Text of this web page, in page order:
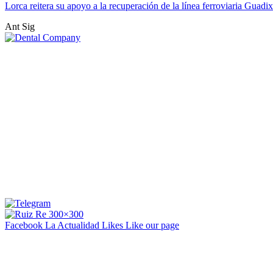
Lorca reitera su apoyo a la recuperación de la línea ferroviaria
Ant Sig
Facebook La Actualidad Likes Like our page